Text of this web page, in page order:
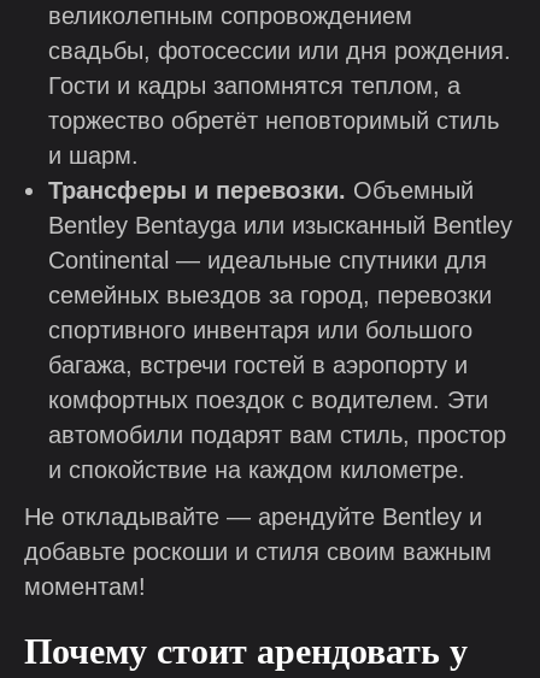
великолепным сопровождением
свадьбы, фотосессии или дня рождения.
Гости и кадры запомнятся теплом, а
торжество обретёт неповторимый стиль
и шарм.
Трансферы и перевозки. Объемный
Bentley Bentayga или изысканный Bentley
Continental — идеальные спутники для
семейных выездов за город, перевозки
спортивного инвентаря или большого
багажа, встречи гостей в аэропорту и
комфортных поездок с водителем. Эти
автомобили подарят вам стиль, простор
и спокойствие на каждом километре.
Не откладывайте — арендуйте Bentley и
добавьте роскоши и стиля своим важным
моментам!
Почему стоит арендовать у